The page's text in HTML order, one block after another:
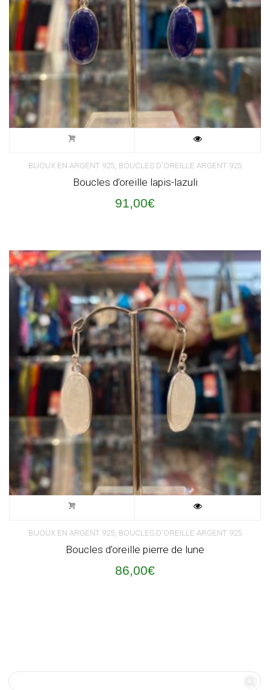
BIJOUX EN ARGENT 925 BOUCLES D'OREILLE ARGENT 925
Boucles d’oreille lapis-lazuli
91,00€
BIJOUX EN ARGENT 925 BOUCLES D'OREILLE ARGENT 925
Boucles d’oreille pierre de lune
86,00€